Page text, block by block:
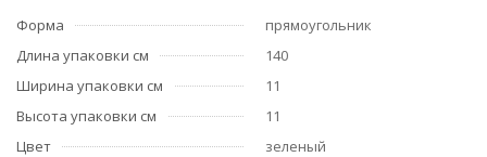
Форма
прямоугольник
Длина упаковки см
140
Ширина упаковки см
11
Высота упаковки см
11
Цвет
зеленый